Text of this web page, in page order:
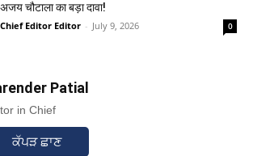
अजय चौटाला का बड़ा दावा!
Chief Editor Editor - July 9, 2026 0
Patial
in Chief
ਕੱਪੜ ਛਾਣ